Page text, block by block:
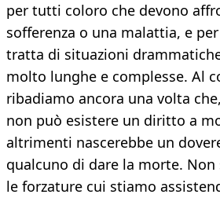
per tutti coloro che devono
sofferenza o una malattia, e
tratta di situazioni
molto lunghe e complesse. Al
ribadiamo ancora una volta
non può esistere un diritto a
altrimenti nascerebbe un
qualcuno di dare la morte.
le forzature cui stiamo